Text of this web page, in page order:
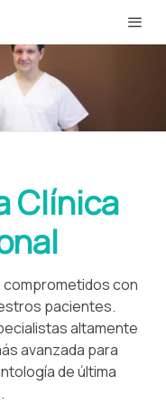
Clínica
con
pacientes.
altamente
avanzada para
de última